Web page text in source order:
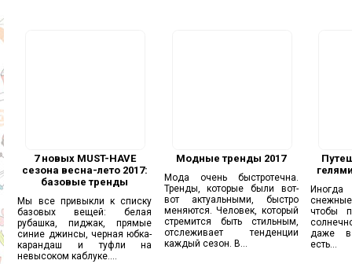
7 новых MUST-HAVE
сезона весна-лето 2017:
базовые тренды
Мы все привыкли к списку
базовых вещей: белая
рубашка, пиджак, прямые
синие джинсы, черная юбка-
карандаш и туфли на
невысоком каблуке....
Модные тренды 2017
Мода очень быстротечна.
Тренды, которые были вот-
вот актуальными, быстро
меняются. Человек, который
стремится быть стильным,
отслеживает тенденции
каждый сезон. В...
чтобы
даже в
есть...